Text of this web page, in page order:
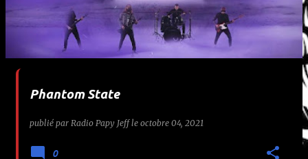
c
Phantom State
publié par Radio Papy Jeff le octobre 04, 2021
0